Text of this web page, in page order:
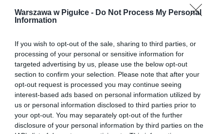
Warszawa w Pigułce - Do Not Process My Personal
Information
If you wish to opt-out of the sale, sharing to third parties, or
processing of your personal or sensitive information for
targeted advertising by us, please use the below opt-out
section to confirm your selection. Please note that after your
opt-out request is processed you may continue seeing
interest-based ads based on personal information utilized by
us or personal information disclosed to third parties prior to
your opt-out. You may separately opt-out of the further
disclosure of your personal information by third parties on the